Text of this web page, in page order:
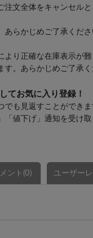
文全体をキャンセル
らかじめご了承くださ
り正確な在庫表示が難
。あらかじめご了承く
てお気に入り登録！
も見返すことができま
値下げ」通知を受け取
ント(0) ユーザー